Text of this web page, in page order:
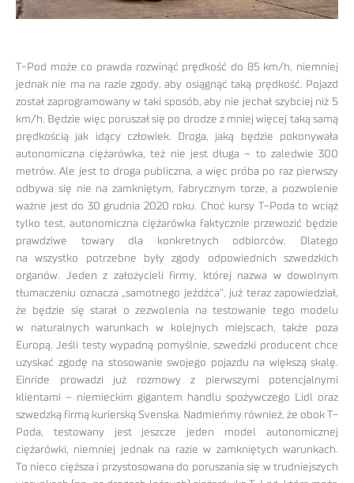
T-Pod może co prawda rozwinąć prędkość do 85 km/h, niemniej
jednak nie ma na razie zgody, aby osiągnąć taką prędkość. Pojazd
został zaprogramowany w taki sposób, aby nie jechał szybciej niż 5
km/h. Będzie więc poruszał się po drodze z mniej więcej taką samą
prędkością jak idący człowiek. Droga, jaką będzie pokonywała
autonomiczna ciężarówka, też nie jest długa – to zaledwie 300
metrów. Ale jest to droga publiczna, a więc próba po raz pierwszy
odbywa się nie na zamkniętym, fabrycznym torze, a pozwolenie
ważne jest do 30 grudnia 2020 roku. Choć kursy T-Poda to wciąż
tylko test, autonomiczna ciężarówka faktycznie przewozić będzie
prawdziwe towary dla konkretnych odbiorców. Dlatego
na wszystko potrzebne były zgody odpowiednich szwedzkich
organów. Jeden z założycieli firmy, której nazwa w dowolnym
tłumaczeniu oznacza „samotnego jeźdźca”, już teraz zapowiedział,
że będzie się starał o zezwolenia na testowanie tego modelu
w naturalnych warunkach w kolejnych miejscach, także poza
Europą. Jeśli testy wypadną pomyślnie, szwedzki producent chce
uzyskać zgodę na stosowanie swojego pojazdu na większą skalę.
Einride prowadzi już rozmowy z pierwszymi potencjalnymi
klientami – niemieckim gigantem handlu spożywczego Lidl oraz
szwedzką firmą kurierską Svenska. Nadmieńmy również, że obok T-
Poda, testowany jest jeszcze jeden model autonomicznej
ciężarówki, niemniej jednak na razie w zamkniętych warunkach.
To nieco cięższa i przystosowana do poruszania się w trudniejszych